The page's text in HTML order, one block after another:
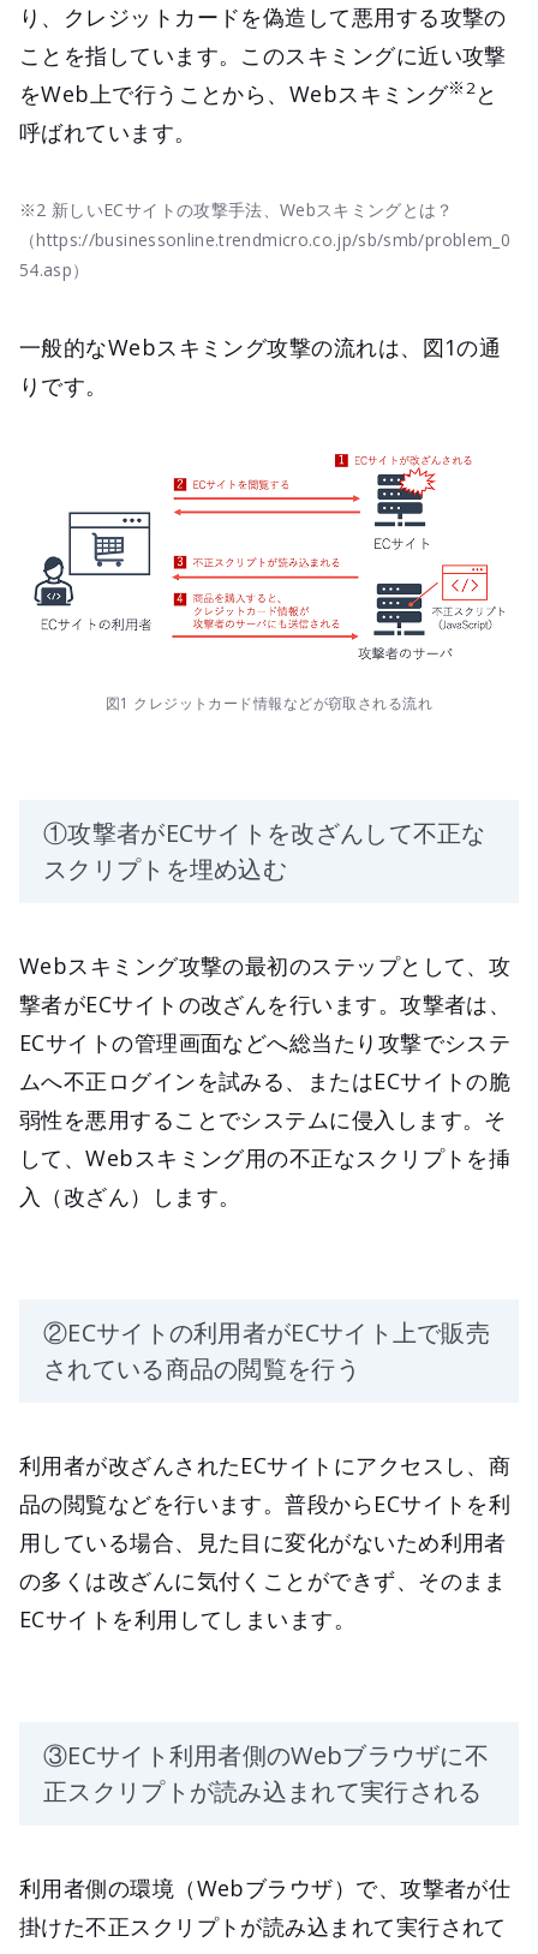
り、クレジットカードを偽造して悪用する攻撃の
ことを指しています。このスキミングに近い攻撃
をWeb上で行うことから、Webスキミング※2と
呼ばれています。
※2 新しいECサイトの攻撃手法、Webスキミングとは？
（https://businessonline.trendmicro.co.jp/sb/smb/problem_0
54.asp）
一般的なWebスキミング攻撃の流れは、図1の通
りです。
図1 クレジットカード情報などが窃取される流れ
①攻撃者がECサイトを改ざんして不正な
スクリプトを埋め込む
Webスキミング攻撃の最初のステップとして、攻
撃者がECサイトの改ざんを行います。攻撃者は、
ECサイトの管理画面などへ総当たり攻撃でシステ
ムへ不正ログインを試みる、またはECサイトの脆
弱性を悪用することでシステムに侵入します。そ
して、Webスキミング用の不正なスクリプトを挿
入（改ざん）します。
②ECサイトの利用者がECサイト上で販売
されている商品の閲覧を行う
利用者が改ざんされたECサイトにアクセスし、商
品の閲覧などを行います。普段からECサイトを利
用している場合、見た目に変化がないため利用者
の多くは改ざんに気付くことができず、そのまま
ECサイトを利用してしまいます。
③ECサイト利用者側のWebブラウザに不
正スクリプトが読み込まれて実行される
利用者側の環境（Webブラウザ）で、攻撃者が仕
掛けた不正スクリプトが読み込まれて実行されて